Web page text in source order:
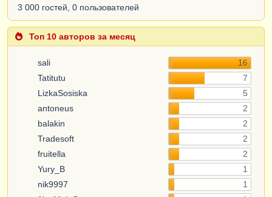
3 000 гостей, 0 пользователей
Топ 10 авторов за месяц
sali
16
Tatitutu
7
LizkaSosiska
5
antoneus
2
balakin
2
Tradesoft
2
fruitella
2
Yury_B
1
nik9997
1